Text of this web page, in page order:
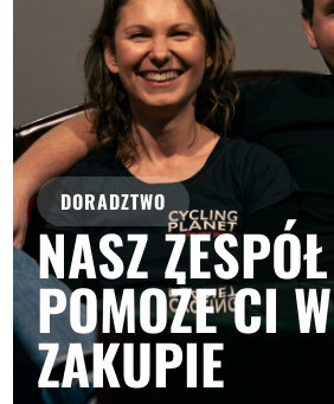
DORADZTWO
NASZ ZESPÓŁ
POMOŻE CI W
ZAKUPIE